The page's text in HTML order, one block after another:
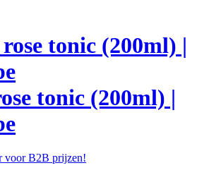
tonic (200ml) |
voor B2B prijzen!